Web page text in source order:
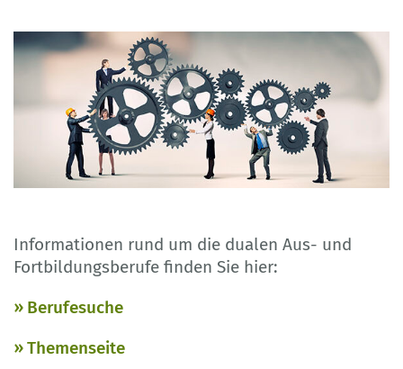
Informationen rund um die dualen Aus- und
Fortbildungsberufe finden Sie hier:
Berufesuche
Themenseite